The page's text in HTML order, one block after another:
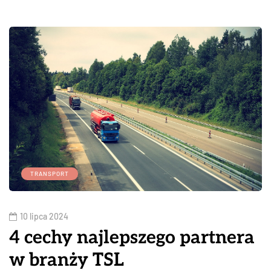
TRANSPORT
10 lipca 2024
4 cechy najlepszego partnera
w branży TSL